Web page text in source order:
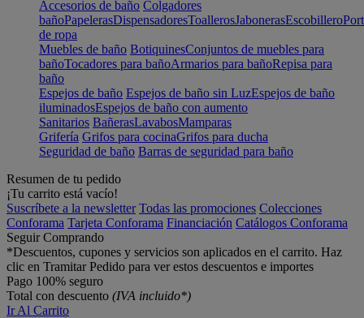
Accesorios de baño Colgadores
bañoPapelerasDispensadoresToallerosJabonerasEscobillero
de ropa
Muebles de baño BotiquinesConjuntos de muebles para
bañoTocadores para bañoArmarios para bañoRepisa para
baño
Espejos de baño Espejos de baño sin LuzEspejos de baño
iluminadosEspejos de baño con aumento
Sanitarios BañerasLavabosMamparas
Grifería Grifos para cocinaGrifos para ducha
Seguridad de baño Barras de seguridad para baño
Resumen de tu pedido
¡Tu carrito está vacío!
Suscríbete a la newsletter Todas las promociones Colecciones
Conforama Tarjeta Conforama Financiación Catálogos Conforama
Seguir Comprando
*Descuentos, cupones y servicios son aplicados en el carrito. Haz
clic en Tramitar Pedido para ver estos descuentos e importes
Pago 100% seguro
Total con descuento (IVA incluido*)
Ir Al Carrito